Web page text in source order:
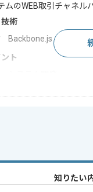
ムのWEB取引チャネル
術
Backbone.js , React ,
ト
の開発経験
知りたい